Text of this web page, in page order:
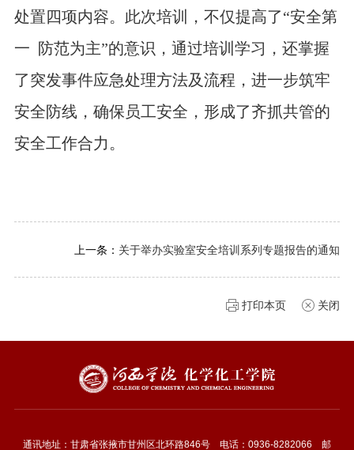
处置四项内容。此次培训，不仅提高了“安全第
一 防范为主”的意识，通过培训学习，还掌握
了突发事件应急处理方法及流程，进一步筑牢
安全防线，确保员工安全，形成了齐抓共管的
安全工作合力。
上一条： 关于举办实验室安全培训系列专题报告的通知
打印本页 关闭
通讯地址：甘肃省张掖市甘州区北环路846号 电话：0936-8282066 邮